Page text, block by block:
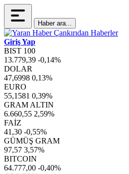
Haber ara...
Giriş Yap
BIST 100
13.779,39 -0,14%
DOLAR
47,6998 0,13%
EURO
55,1581 0,39%
GRAM ALTIN
6.660,55 2,59%
FAİZ
41,30 -0,55%
GÜMÜŞ GRAM
97,57 3,57%
BITCOIN
64.777,00 -0,40%